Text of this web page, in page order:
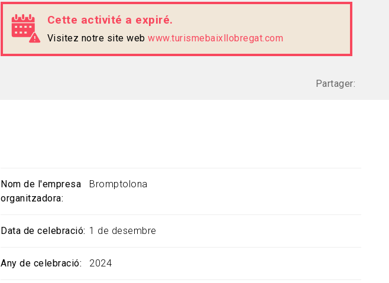
Cette activité a expiré.
Visitez notre site web www.turismebaixllobregat.com
Partager:
Nom de l'empresa
organitzadora
Bromptolona
Data de celebració 1 de desembre
Any de celebració 2024